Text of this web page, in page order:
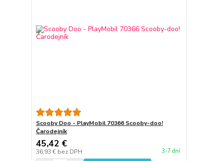
Scooby Doo - PlayMobil 70366 Scooby-doo!
Čarodejník
45,42 €
36,93 € bez DPH 3-7 dní